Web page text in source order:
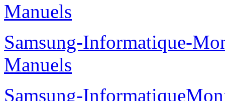
Manuels
Samsung-Informatique-
Manuels
Samsung-